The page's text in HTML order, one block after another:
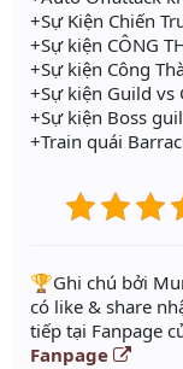
+Sự Kiện Chiến
+Sự kiện CÔNG
+Sự kiện Công
+Sự kiện Guild vs
+Sự kiện Boss
+Train quái
️🏆Ghi chú bởi
có like & share
tiếp tại Fanpage
Fanpage